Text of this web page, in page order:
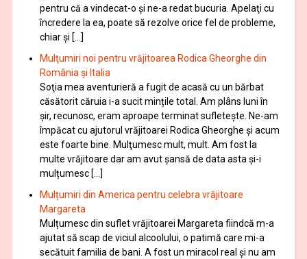
pentru că a vindecat-o şi ne-a redat bucuria. Apelaţi cu
încredere la ea, poate să rezolve orice fel de probleme,
chiar şi […]
Mulţumiri noi pentru vrăjitoarea Rodica Gheorghe din
România și Italia
Soţia mea aventurieră a fugit de acasă cu un bărbat
căsătorit căruia i-a sucit mințile total. Am plâns luni în
șir, recunosc, eram aproape terminat sufletește. Ne-am
împăcat cu ajutorul vrăjitoarei Rodica Gheorghe şi acum
este foarte bine. Mulţumesc mult, mult. Am fost la
multe vrăjitoare dar am avut șansă de data asta și-i
mulțumesc […]
Mulțumiri din America pentru celebra vrăjitoare
Margareta
Mulțumesc din suflet vrăjitoarei Margareta fiindcă m-a
ajutat să scap de viciul alcoolului, o patimă care mi-a
secătuit familia de bani. A fost un miracol real și nu am